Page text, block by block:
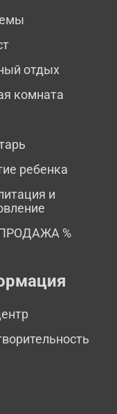
отдых
комната
ребенка
и
%